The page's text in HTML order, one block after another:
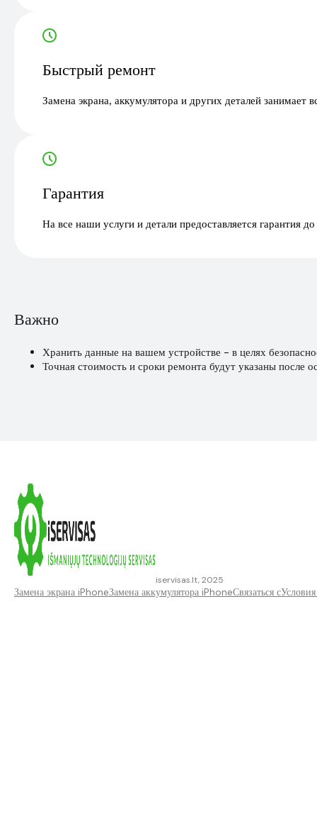
Быстрый ремонт
Замена экрана, аккумулятора и других деталей занимает
Гарантия
На все наши услуги и детали предоставляется гарантия
Важно
Хранить данные на вашем устройстве - в целях
Точная стоимость и сроки ремонта будут указаны после
iservisas.lt, 2025
Замена экрана iPhoneЗамена аккумулятора iPhoneСвязаться с